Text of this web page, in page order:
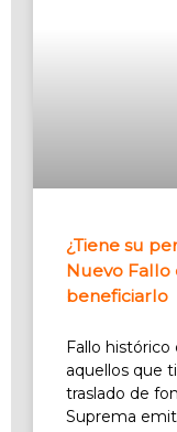
¿Tiene su
Nuevo
beneficiarlo
Fallo histórico
aquellos que
traslado de
Suprema